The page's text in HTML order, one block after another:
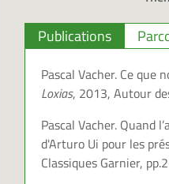
Publications
Pascal Vacher. Ce
Loxias, 2013, Autour
Pascal Vacher. Quand
d'Arturo Ui pour les
Classiques Garnier,